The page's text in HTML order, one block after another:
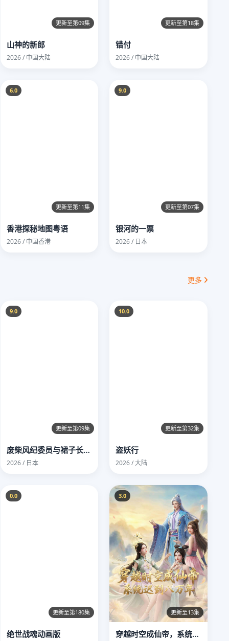
更新至第09集
山神的新郎
2026 / 中国大陆
更新至第18集
错付
2026 / 中国大陆
6.0
更新至第11集
香港探秘地图粤语
2026 / 中国香港
9.0
更新至第07集
银河的一票
2026 / 日本
更多
9.0
更新至第09集
废柴风纪委员与裙子长度不合规的JK的故事
2026 / 日本
10.0
更新至第32集
盗妖行
2026 / 大陆
0.0
更新至第180集
绝世战魂动画版
3.0
更新至13集
穿越时空成仙帝，系统迟到八万年